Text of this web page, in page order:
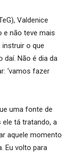
Valdenice
e não teve mais
instruir o que
Não é dia da
‘vamos fazer
uma fonte de
ele tá tratando, a
aquele momento
Eu volto para